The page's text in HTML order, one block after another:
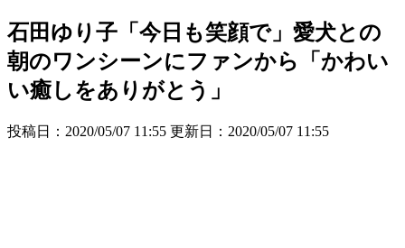
石田ゆり子「今日も笑顔で」愛犬との
朝のワンシーンにファンから「かわい
い癒しをありがとう」
投稿日：2020/05/07 11:55 更新日： 2020/05/07 11:55